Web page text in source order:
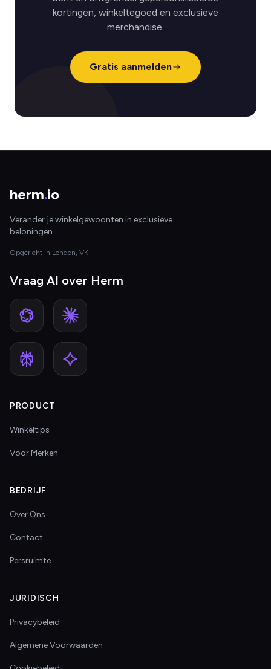
kortingen, winkeltegoed en exclusieve
merchandise.
Gratis aanmelden
herm.io
Verander je winkelgewoonten in exclusieve
beloningen
Opgericht in Londen, VK
Vraag AI over Herm
PRODUCT
Winkeltips
Voor Merken
BEDRIJF
Over Ons
Contact
Persruimte
JURIDISCH
Privacybeleid
Algemene Voorwaarden